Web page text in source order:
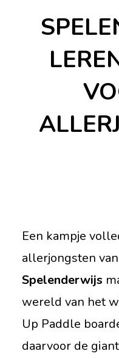
Een kampje
allerjongsten van
Spelenderwijs
wereld van het
Up Paddle
daarvoor de